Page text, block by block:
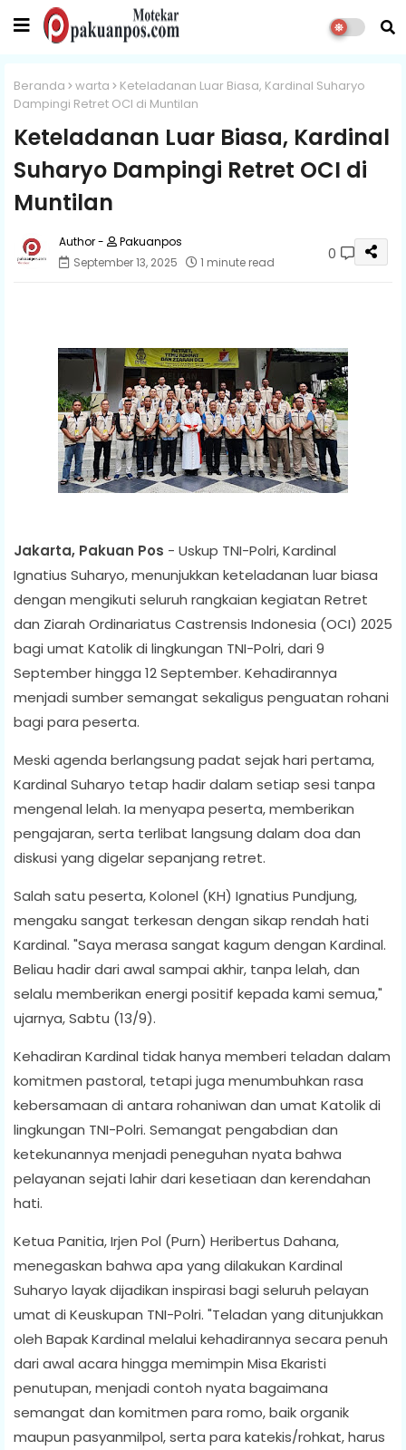
Beranda warta
Keteladanan Luar Biasa, Kardinal Suharyo
Dampingi Retret OCI di Muntilan
Keteladanan Luar Biasa, Kardinal
Suharyo Dampingi Retret OCI di
Muntilan
Pakuanpos
September 13, 2025
1 minute read 0
Jakarta, Pakuan Pos - Uskup TNI-Polri, Kardinal
Ignatius Suharyo, menunjukkan keteladanan luar biasa
dengan mengikuti seluruh rangkaian kegiatan Retret
dan Ziarah Ordinariatus Castrensis Indonesia (OCI) 2025
bagi umat Katolik di lingkungan TNI-Polri, dari 9
September hingga 12 September. Kehadirannya
menjadi sumber semangat sekaligus penguatan rohani
bagi para peserta.
Meski agenda berlangsung padat sejak hari pertama,
Kardinal Suharyo tetap hadir dalam setiap sesi tanpa
mengenal lelah. Ia menyapa peserta, memberikan
pengajaran, serta terlibat langsung dalam doa dan
diskusi yang digelar sepanjang retret.
Salah satu peserta, Kolonel (KH) Ignatius Pundjung,
mengaku sangat terkesan dengan sikap rendah hati
Kardinal. "Saya merasa sangat kagum dengan Kardinal.
Beliau hadir dari awal sampai akhir, tanpa lelah, dan
selalu memberikan energi positif kepada kami semua,"
ujarnya, Sabtu (13/9).
Kehadiran Kardinal tidak hanya memberi teladan dalam
komitmen pastoral, tetapi juga menumbuhkan rasa
kebersamaan di antara rohaniwan dan umat Katolik di
lingkungan TNI-Polri. Semangat pengabdian dan
ketekunannya menjadi peneguhan nyata bahwa
pelayanan sejati lahir dari kesetiaan dan kerendahan
hati.
Ketua Panitia, Irjen Pol (Purn) Heribertus Dahana,
menegaskan bahwa apa yang dilakukan Kardinal
Suharyo layak dijadikan inspirasi bagi seluruh pelayan
umat di Keuskupan TNI-Polri. "Teladan yang ditunjukkan
oleh Bapak Kardinal melalui kehadirannya secara penuh
dari awal acara hingga memimpin Misa Ekaristi
penutupan, menjadi contoh nyata bagaimana
semangat dan komitmen para romo, baik organik
maupun pasyanmilpol, serta para katekis/rohkat, harus